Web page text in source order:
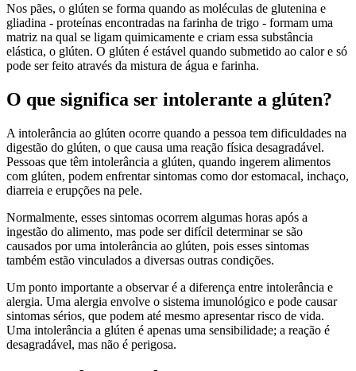
Nos pães, o glúten se forma quando as moléculas de glutenina e
gliadina - proteínas encontradas na farinha de trigo - formam uma
matriz na qual se ligam quimicamente e criam essa substância
elástica, o glúten. O glúten é estável quando submetido ao calor e só
pode ser feito através da mistura de água e farinha.
O que significa ser intolerante a glúten?
A intolerância ao glúten ocorre quando a pessoa tem dificuldades na
digestão do glúten, o que causa uma reação física desagradável.
Pessoas que têm intolerância a glúten, quando ingerem alimentos
com glúten, podem enfrentar sintomas como dor estomacal, inchaço,
diarreia e erupções na pele.
Normalmente, esses sintomas ocorrem algumas horas após a
ingestão do alimento, mas pode ser difícil determinar se são
causados por uma intolerância ao glúten, pois esses sintomas
também estão vinculados a diversas outras condições.
Um ponto importante a observar é a diferença entre intolerância e
alergia. Uma alergia envolve o sistema imunológico e pode causar
sintomas sérios, que podem até mesmo apresentar risco de vida.
Uma intolerância a glúten é apenas uma sensibilidade; a reação é
desagradável, mas não é perigosa.